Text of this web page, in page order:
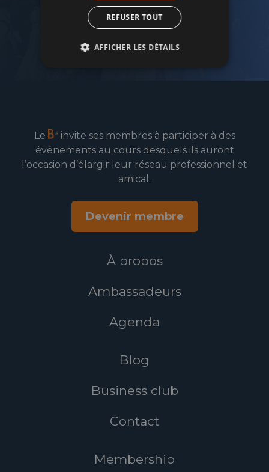
Devenir membre
Le
invite ses membres à participer à des
événements au cours desquels ils auront
l’occasion d’élargir leur réseau professionnel et
amical.
Devenir membre
À propos
Ambassadeurs
Agenda
Blog
Business club
Contact
Membership
REFUSER TOUT
AFFICHER LES DÉTAILS